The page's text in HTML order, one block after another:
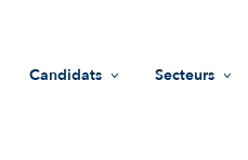
Candidats Secteurs